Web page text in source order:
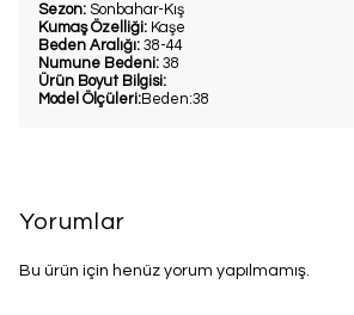
Sezon: Sonbahar-Kış
Kumaş Özelliği: Kaşe
Beden Aralığı: 38-44
Numune Bedeni: 38
Ürün Boyut Bilgisi:
Model Ölçüleri:Beden:38
Yorumlar
Bu ürün için henüz yorum yapılmamış.